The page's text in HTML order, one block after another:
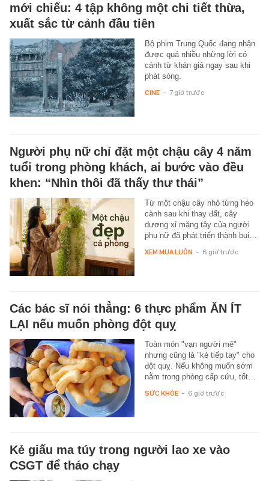
mới chiếu: 4 tập không một chi tiết thừa,
xuất sắc từ cảnh đầu tiên
Bộ phim Trung Quốc đang nhận
được quá nhiều những lời có
cánh từ khán giả ngay sau khi
phát sóng.
CINE - 7 giờ trước
Người phụ nữ chỉ đặt một chậu cây 4 năm
tuổi trong phòng khách, ai bước vào đều
khen: “Nhìn thôi đã thấy thư thái”
Từ một chậu cây nhỏ từng héo
cành sau khi thay đất, cây
dương xỉ măng tây của người
phụ nữ đã phát triển thành bụi…
XEM MUA LUÔN - 6 giờ trước
Các bác sĩ nói thẳng: 6 thực phẩm ĂN ÍT
LẠI nếu muốn phòng đột quỵ
Toàn món "vạn người mê"
nhưng cũng là "kẻ tiếp tay" cho
đột quỵ. Nếu không muốn sớm
nằm trong phòng cấp cứu, tốt…
SỨC KHỎE - 6 giờ trước
Kẻ giấu ma túy trong người lao xe vào
CSGT để tháo chạy